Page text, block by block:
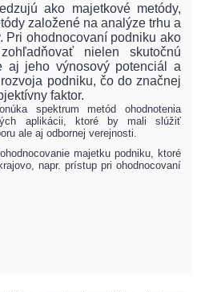
ako majetkové metódy,
založené na analýze trhu a
Pri ohodnocovaní podniku ako
nielen skutočnú
aj jeho výnosový potenciál a
podniku, čo do značnej
faktor.
spektrum metód ohodnotenia
aplikácii, ktoré by mali slúžiť
ale aj odbornej verejnosti.
majetku podniku, ktoré
napr. prístup pri ohodnocovaní